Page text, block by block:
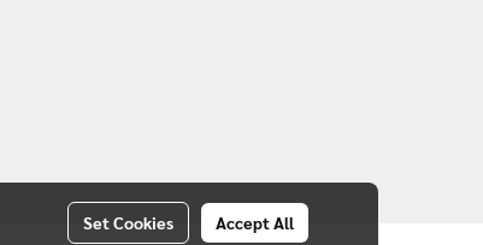
Set Cookies Accept All